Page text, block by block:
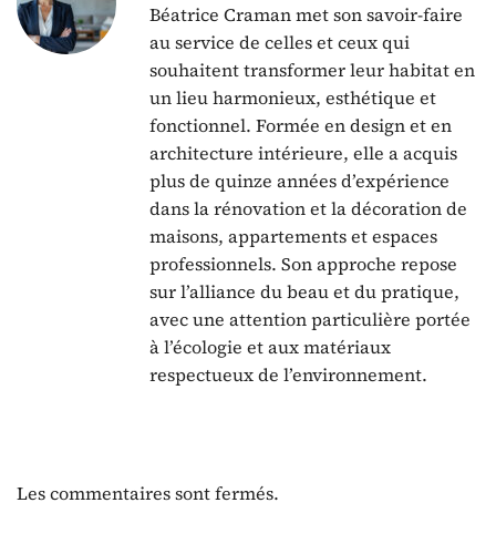
Béatrice Craman met son savoir-faire
au service de celles et ceux qui
souhaitent transformer leur habitat en
un lieu harmonieux, esthétique et
fonctionnel. Formée en design et en
architecture intérieure, elle a acquis
plus de quinze années d’expérience
dans la rénovation et la décoration de
maisons, appartements et espaces
professionnels. Son approche repose
sur l’alliance du beau et du pratique,
avec une attention particulière portée
à l’écologie et aux matériaux
respectueux de l’environnement.
Les commentaires sont fermés.